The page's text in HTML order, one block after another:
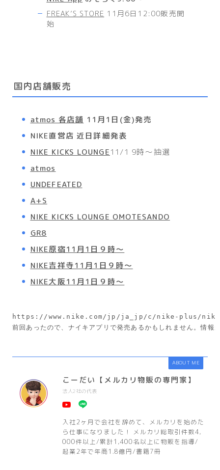
FREAK’S STORE 11月6日12:00販売開
始
国内店舗販売
atmos 各店舗 11月1日(金)発売
NIKE直営店 近日詳細発表
NIKE KICKS LOUNGE11/1 9時〜抽選
atmos
UNDEFEATED
A+S
NIKE KICKS LOUNGE OMOTESANDO
GR8
NIKE原宿11月1日９時～
NIKE吉祥寺11月1日 ９時～
NIKE大阪11月1日 ９時～
https://www.nike.com/jp/ja_jp/c/nike-plus/
前回あったので、ナイキアプリで発売あるかもしれません。情報
ABOUT ME
こーだい【メルカリ物販の専門家】
法人2社の代表
入社2ヶ月で会社を辞めて、メルカリを始めた
ら仕事になりました！ メルカリ総取引件数4,
000件以上/累計1,400名以上に物販を指導/
起業2年で年商1.8億円/書籍7冊